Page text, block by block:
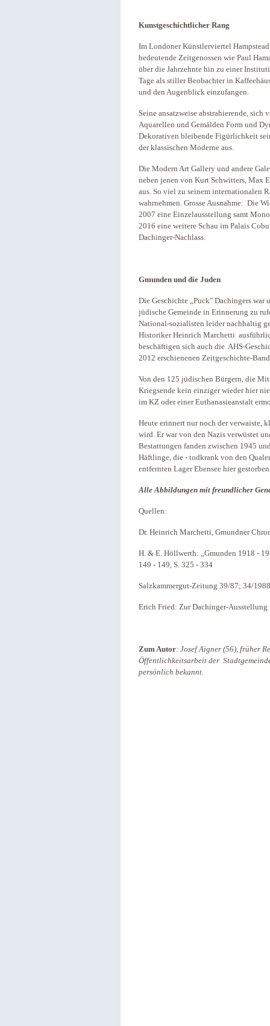
Kunstgeschichtlicher Rang
Im Londoner Künstlerviertel
bedeutende Zeitgenossen wie Paul
über die Jahrzehnte hin zu einer
Tage als stiller Beobachter in
und den Augenblick einzufangen.
Seine ansatzweise abstrahierende,
Aquarellen und Gemälden Form und
Dekorativen bleibende Figürlichkeit
der klassischen Moderne aus.
Die Modern Art Gallery und andere
neben jenen von Kurt Schwitters, Max
aus. So viel zu seinem internationalen
wahrnehmen. Grosse Ausnahme: Die
2007 eine Einzelausstellung samt
2016 eine weitere Schau im Palais
Dachinger-Nachlass.
Gmunden und die Juden
Die Geschichte „Puck" Dachingers war
jüdische Gemeinde in Erinnerung zu
National-sozialisten leider nachhaltig
Historiker Heinrich Marchetti
beschäftigen sich auch die AHS-
2012 erschienenen Zeitgeschichte-
Von den 125 jüdischen Bürgern, die
Kriegsende kein einziger wieder hier
im KZ oder einer Euthanasieanstalt
Heute erinnert nur noch der verwaiste,
wird. Er war von den Nazis verwüstet
Bestattungen fanden zwischen 1945
Häftlinge, die - todkrank von den
entfernten Lager Ebensee hier
Alle Abbildungen mit freundlicher
Quellen:
Dr. Heinrich Marchetti, Gmundner
H. & E. Höllwerth: „Gmunden 1918 -
149 - 149, S. 325 - 334
Salzkammergut-Zeitung 39/87; 34/
Erich Fried: Zur Dachinger-Ausstellung
Zum Autor: Josef Aigner (56), früher
Öffentlichkeitsarbeit der
persönlich bekannt.